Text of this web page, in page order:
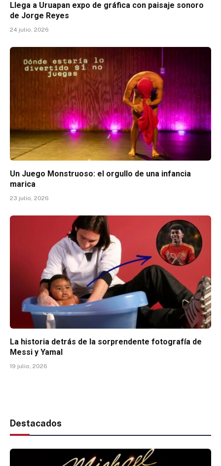
Llega a Uruapan expo de gráfica con paisaje sonoro
de Jorge Reyes
24 julio, 2026
Un Juego Monstruoso: el orgullo de una infancia
marica
23 julio, 2026
La historia detrás de la sorprendente fotografía de
Messi y Yamal
19 julio, 2026
Destacados